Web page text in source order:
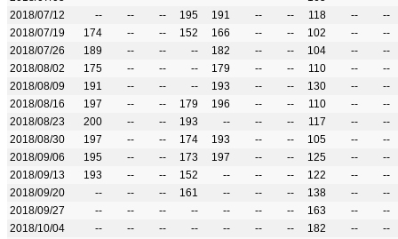
2018/07/12
-- -- -- 195 191 -- -- 118 --
--
2018/07/19
174 -- -- 152 166 -- -- 102 --
--
2018/07/26
189 -- -- -- 182 -- -- 104 --
--
2018/08/02
175 -- -- -- 179 -- -- 110 --
--
2018/08/09
191 -- -- -- 193 -- -- 130 --
--
2018/08/16
197 -- -- 179 196 -- -- 110 --
--
2018/08/23
200 -- -- 193 -- -- -- 117 --
--
2018/08/30
197 -- -- 174 193 -- -- 105 --
--
2018/09/06
195 -- -- 173 197 -- -- 125 --
--
2018/09/13
193 -- -- 152 -- -- -- 122 --
--
2018/09/20
-- -- -- 161 -- -- -- 138 --
--
2018/09/27
-- -- -- -- -- -- -- 163 --
--
2018/10/04
-- -- -- -- -- -- -- 182 --
--